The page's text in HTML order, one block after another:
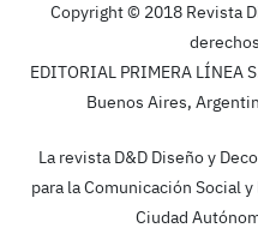
Copyright © 2018 Revista
EDITORIAL PRIMERA LÍNEA
Buenos Aires,
La revista D&D Diseño y
para la Comunicación Social
Ciudad